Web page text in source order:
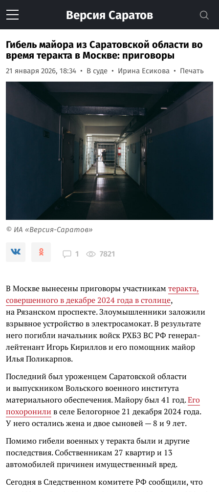
Версия Саратов
Гибель майора из Саратовской области во
время теракта в Москве: приговоры
21 января 2026, 18:34 В суде Ирина Есикова Печать
© ИА «Версия-Саратов»
1 7821
В Москве вынесены приговоры участникамтеракта,
совершенного в декабре 2024 года в столице,
на Рязанском проспекте. Злоумышленники заложили
взрывное устройство в электросамокат. В результате
него погибли начальник войск РХБЗ ВС РФ генерал-
лейтенант Игорь Кириллов и его помощник майор
Илья Поликарпов.
Последний был уроженцем Саратовской области
и выпускником Вольского военного института
материального обеспечения. Майору был 41 год.Его
похоронили в селе Белогорное 21 декабря 2024 года.
У него остались жена и двое сыновей — 8 и 9 лет.
Помимо гибели военных у теракта были и другие
последствия. Собственникам 27 квартир и 13
автомобилей причинен имущественный вред.
Сегодня в Следственном комитете РФ сообщили, что